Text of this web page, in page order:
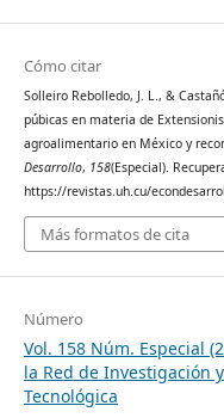
Cómo citar
Solleiro Rebolledo, J. L., &
púbicas en materia de
agroalimentario en México y
Desarrollo, 158(Especial).
https://revistas.uh.cu/
Más formatos de cita
Número
Vol. 158 Núm. Especial
la Red de Investigación
Tecnológica